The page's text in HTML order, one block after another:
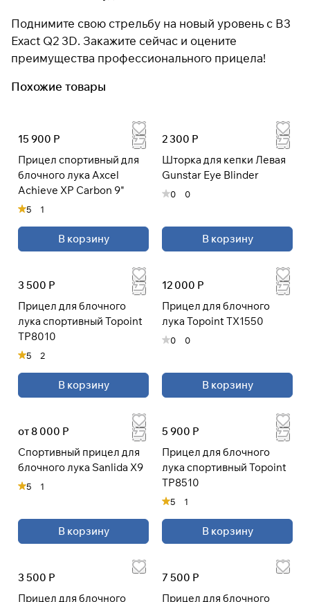
Поднимите свою стрельбу на новый уровень с B3
Exact Q2 3D. Закажите сейчас и оцените
преимущества профессионального прицела!
Похожие товары
15 900 Р
Прицел спортивный для
блочного лука Axcel
Achieve XP Carbon 9"
5 1
В корзину
2 300 Р
Шторка для кепки Левая
Gunstar Eye Blinder
0 0
В корзину
3 500 Р
Прицел для блочного
лука спортивный Topoint
TP8010
5 2
В корзину
12 000 Р
Прицел для блочного
лука Topoint TX1550
0 0
В корзину
от 8 000 Р
Спортивный прицел для
блочного лука Sanlida X9
5 1
В корзину
5 900 Р
Прицел для блочного
лука спортивный Topoint
TP8510
5 1
В корзину
3 500 Р
Прицел для блочного
7 500 Р
Прицел для блочного